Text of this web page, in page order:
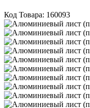
Код Товара: 160093